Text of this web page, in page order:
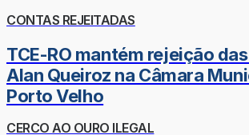
CONTAS REJEITADAS
TCE-RO mantém rejeição
Alan Queiroz na Câmara
Porto Velho
CERCO AO OURO ILEGAL